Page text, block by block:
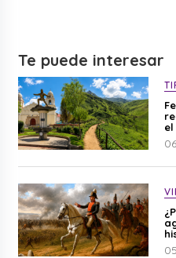
Te puede interesar